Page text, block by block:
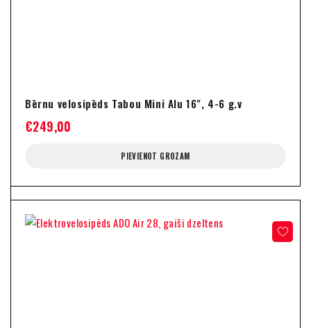
Bērnu velosipēds Tabou Mini Alu 16", 4-6 g.v
€249,00
PIEVIENOT GROZAM